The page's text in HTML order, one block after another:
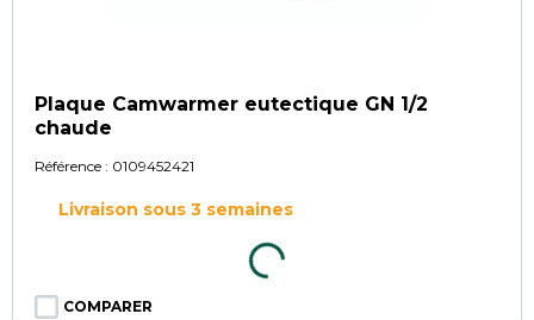
Plaque Camwarmer eutectique GN 1/2
chaude
Référence : 0109452421
Livraison sous 3 semaines
COMPARER